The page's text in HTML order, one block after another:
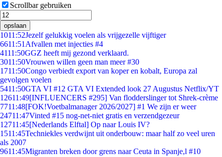
Scrollbar gebruiken
opslaan
1011:52Jezelf gelukkig voelen als vrijgezelle vijftiger
6611:51 Afvallen met injecties #4
4111:50GGZ heeft mij gezond verklaard.
3011:50Vrouwen willen geen man meer #30
1711:50Congo verbiedt export van koper en kobalt, Europa zal
gevolgen voelen
5411:50GTA VI #12 GTA VI Extended look 27 Augustus Netflix/YT
12611:49[INFLUENCERS #295] Van flodderslinger tot Shrek-crème
7711:48[FOK!Voetbalmanager 2026/2027] #1 We zijn er weer
24711:47Vinted #15 nog-net-niet gratis en verzendgezeur
12711:45[Nederlands Elftal] Op naar Louis IV?
1511:45Techniekles verdwijnt uit onderbouw: maar half zo veel uren
als 2007
9611:45Migranten breken door grens naar Ceuta in Spanje,l #10